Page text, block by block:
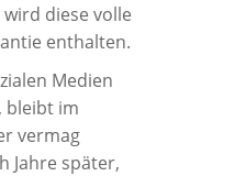
diese volle
enthalten.
Medien
bleibt im
vermag
Jahre später,